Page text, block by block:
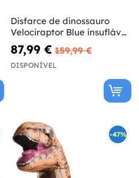
Disfarce de dinossauro
Velociraptor Blue insuflável
Prestige para adulto -
Jurassic World
87,99 € 159,99 €
DISPONÍVEL
-47%